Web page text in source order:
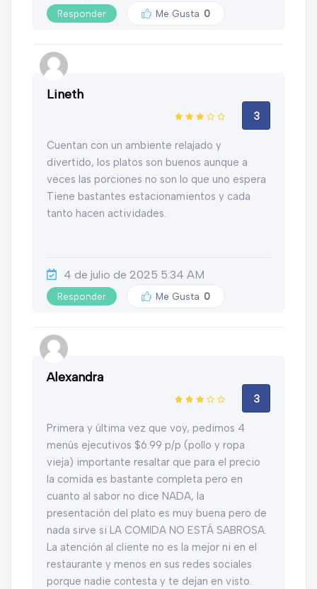
Responder Me Gusta 0
Lineth
3
Cuentan con un ambiente relajado y
divertido, los platos son buenos aunque a
veces las porciones no son lo que uno espera
Tiene bastantes estacionamientos y cada
tanto hacen actividades.
4 de julio de 2025 5:34 AM
Responder Me Gusta 0
Alexandra
3
Primera y última vez que voy, pedimos 4
menús ejecutivos $6.99 p/p (pollo y ropa
vieja) importante resaltar que para el precio
la comida es bastante completa pero en
cuanto al sabor no dice NADA, la
presentación del plato es muy buena pero de
nada sirve si LA COMIDA NO ESTÁ SABROSA.
La atención al cliente no es la mejor ni en el
restaurante y menos en sus redes sociales
porque nadie contesta y te dejan en visto.